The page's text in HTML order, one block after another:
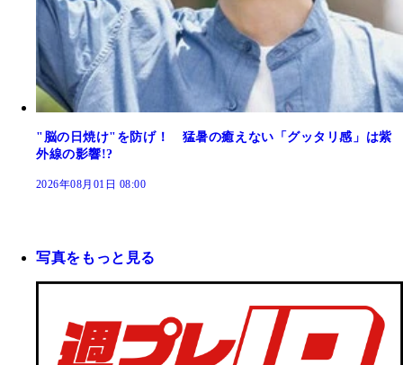
"脳の日焼け"を防げ！ 猛暑の癒えない「グッタリ感」は紫
外線の影響!?
2026年08月01日 08:00
写真をもっと見る